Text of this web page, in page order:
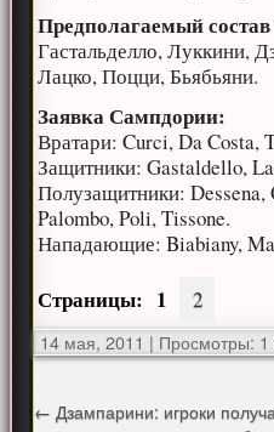
Предполагаемый
Гастальделло, Луккини,
Лацко, Поцци, Бьябьяни.
Заявка Сампдории:
Вратари: Curci, Da Costa,
Защитники: Gastaldello,
Полузащитники: Dessena,
Palombo, Poli, Tissone.
Нападающие: Biabiany,
Страницы: 1 2
14 мая, 2011 | Просмотры: 1
← Дзампарини: игроки